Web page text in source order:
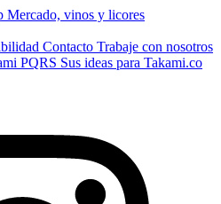
Mercado, vinos y licores
Contacto Trabaje con nosotros
PQRS Sus ideas para Takami.co